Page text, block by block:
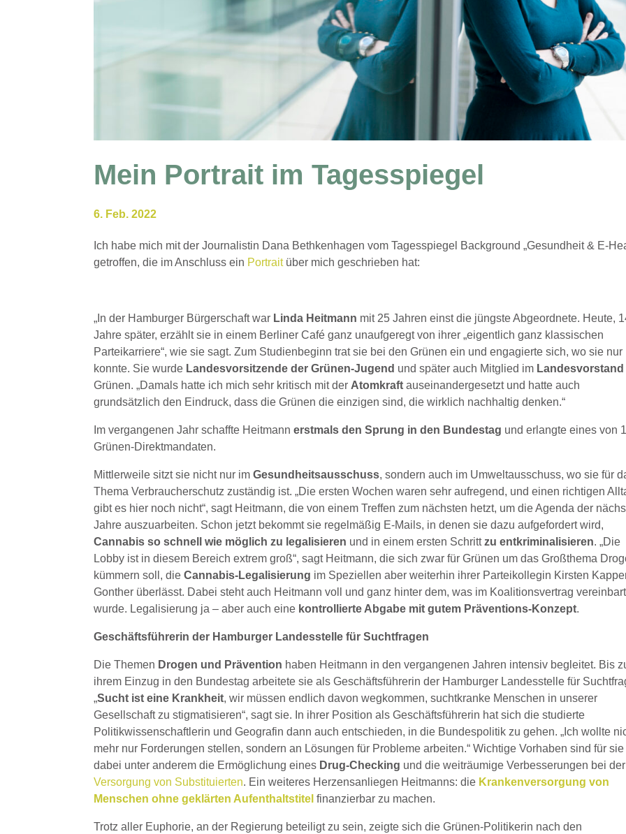
Mein Portrait im Tagesspiegel
6. Feb. 2022
Ich habe mich mit der Journalistin Dana Bethkenhagen vom Tagesspiegel Background „Gesundheit & E-
getroffen, die im Anschluss ein Portrait über mich geschrieben hat:
„In der Hamburger Bürgerschaft war Linda Heitmann mit 25 Jahren einst die jüngste Abgeordnete. Heute,
Jahre später, erzählt sie in einem Berliner Café ganz unaufgeregt von ihrer „eigentlich ganz klassischen
Parteikarriere“, wie sie sagt. Zum Studienbeginn trat sie bei den Grünen ein und engagierte sich, wo sie nur
konnte. Sie wurde Landesvorsitzende der Grünen-Jugend und später auch Mitglied im
Grünen. „Damals hatte ich mich sehr kritisch mit derAtomkraftauseinandergesetzt und hatte auch
grundsätzlich den Eindruck, dass die Grünen die einzigen sind, die wirklich nachhaltig denken.“
Im vergangenen Jahr schaffte Heitmannerstmals den Sprung in den Bundestag und erlangte eines von
Grünen-Direktmandaten.
Mittlerweile sitzt sie nicht nur imGesundheitsausschuss, sondern auch im Umweltausschuss, wo sie für
Thema Verbraucherschutz zuständig ist. „Die ersten Wochen waren sehr aufregend, und einen richtigen
gibt es hier noch nicht“, sagt Heitmann, die von einem Treffen zum nächsten hetzt, um die Agenda der
Jahre auszuarbeiten. Schon jetzt bekommt sie regelmäßig E-Mails, in denen sie dazu aufgefordert wird,
Cannabis so schnell wie möglich zu legalisieren und in einem ersten Schrittzu entkriminalisieren. „Die
Lobby ist in diesem Bereich extrem groß“, sagt Heitmann, die sich zwar für Grünen um das Großthema
kümmern soll, dieCannabis-Legalisierung im Speziellen aber weiterhin ihrer Parteikollegin Kirsten
Gonther überlässt. Dabei steht auch Heitmann voll und ganz hinter dem, was im Koalitionsvertrag vereinbart
wurde. Legalisierung ja – aber auch eine kontrollierte Abgabe mit gutem Präventions-Konzept.
Geschäftsführerin der Hamburger Landesstelle für Suchtfragen
Die Themen Drogen und Prävention haben Heitmann in den vergangenen Jahren intensiv begleitet. Bis
ihrem Einzug in den Bundestag arbeitete sie als Geschäftsführerin der Hamburger Landesstelle für
„Sucht ist eine Krankheit, wir müssen endlich davon wegkommen, suchtkranke Menschen in unserer
Gesellschaft zu stigmatisieren“, sagt sie. In ihrer Position als Geschäftsführerin hat sich die studierte
Politikwissenschaftlerin und Geografin dann auch entschieden, in die Bundespolitik zu gehen. „Ich wollte
mehr nur Forderungen stellen, sondern an Lösungen für Probleme arbeiten.“ Wichtige Vorhaben sind für sie
dabei unter anderem die Ermöglichung eines Drug-Checking und die weiträumige Verbesserungen bei der
Versorgung von Substituierten. Ein weiteres Herzensanliegen Heitmanns: die Krankenversorgung von
Menschen ohne geklärten Aufenthaltstitel finanzierbar zu machen.
Trotz aller Euphorie, an der Regierung beteiligt zu sein, zeigte sich die Grünen-Politikerin nach den